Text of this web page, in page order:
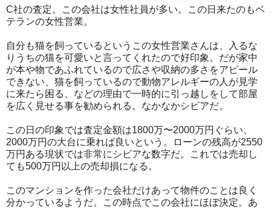
C社の査定。この会社は女性社員が多い。この日来たのもベ
テランの女性営業。
自分も猫を飼っているというこの女性営業さんは、入るな
りうちの猫を可愛いと言ってくれたので好印象。だが家中
が本や物であふれているので広さや収納の多さをアピール
できない、猫を飼っているので動物アレルギーの人が見学
に来たら困る、などの理由で一時的に引っ越しをして部屋
を広く見せる事を勧められる。なかなかシビアだ。
この日の印象では査定金額は1800万〜2000万円ぐらい、
2000万円の大台に乗れば良いという。ローンの残高が2550
万円ある現状では非常にシビアな数字だ。これでは売却し
ても500万円以上の売却損になる。
このマンションを作った会社だけあって物件のことは良く
分かっているようだ。この時点でこの会社にほぼ決定。あ